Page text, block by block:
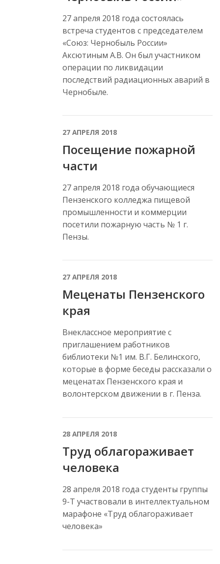
27 апреля 2018 года состоялась
встреча студентов с председателем
«Союз: Чернобыль России»
Аксютиным А.В. Он был участником
операции по ликвидации
последствий радиационных аварий в
Чернобыле.
27 АПРЕЛЯ 2018
Посещение пожарной
части
27 апреля 2018 года обучающиеся
Пензенского колледжа пищевой
промышленности и коммерции
посетили пожарную часть № 1 г.
Пензы.
27 АПРЕЛЯ 2018
Меценаты Пензенского
края
Внеклассное мероприятие с
приглашением работников
библиотеки №1 им. В.Г. Белинского,
которые в форме беседы рассказали о
меценатах Пензенского края и
волонтерском движении в г. Пенза.
28 АПРЕЛЯ 2018
Труд облагораживает
человека
28 апреля 2018 года студенты группы
9-Т участвовали в интеллектуальном
марафоне «Труд облагораживает
человека»